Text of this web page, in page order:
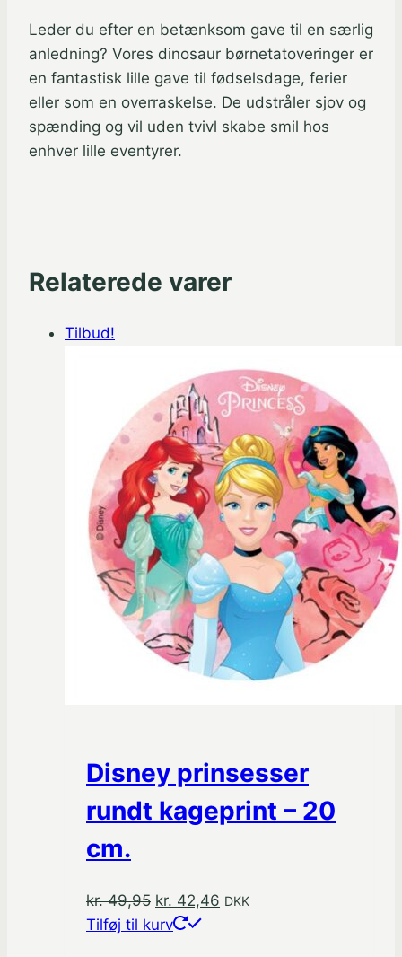
Leder du efter en betænksom gave til en særlig
anledning? Vores dinosaur børnetatoveringer er
en fantastisk lille gave til fødselsdage, ferier
eller som en overraskelse. De udstråler sjov og
spænding og vil uden tvivl skabe smil hos
enhver lille eventyrer.
Relaterede varer
Tilbud!
Disney prinsesser
rundt kageprint – 20
cm.
kr.49,95 Den
oprindelige
kr. 42,46 Den
DKK
Tilføj til kurv